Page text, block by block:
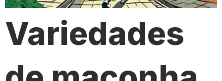
Variedades